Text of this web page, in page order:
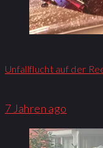
Unfallflucht auf der
7 Jahren ago